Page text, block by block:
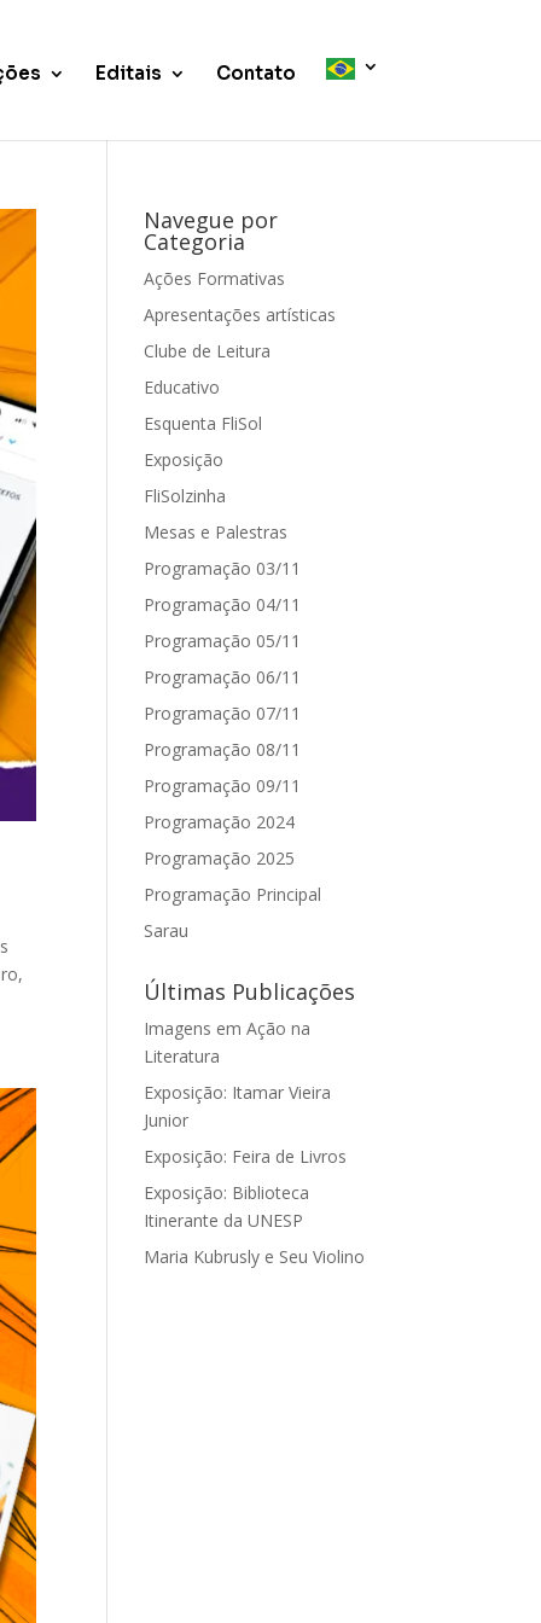
Editais Contato
Navegue por
Categoria
Ações Formativas
Apresentações artísticas
Clube de Leitura
Educativo
Esquenta FliSol
Exposição
FliSolzinha
Mesas e Palestras
Programação 03/11
Programação 04/11
Programação 05/11
Programação 06/11
Programação 07/11
Programação 08/11
Programação 09/11
Programação 2024
Programação 2025
Programação Principal
Sarau
Últimas Publicações
Imagens em Ação na
Literatura
Exposição: Itamar Vieira
Junior
Exposição: Feira de Livros
Exposição: Biblioteca
Itinerante da UNESP
Maria Kubrusly e Seu Violino